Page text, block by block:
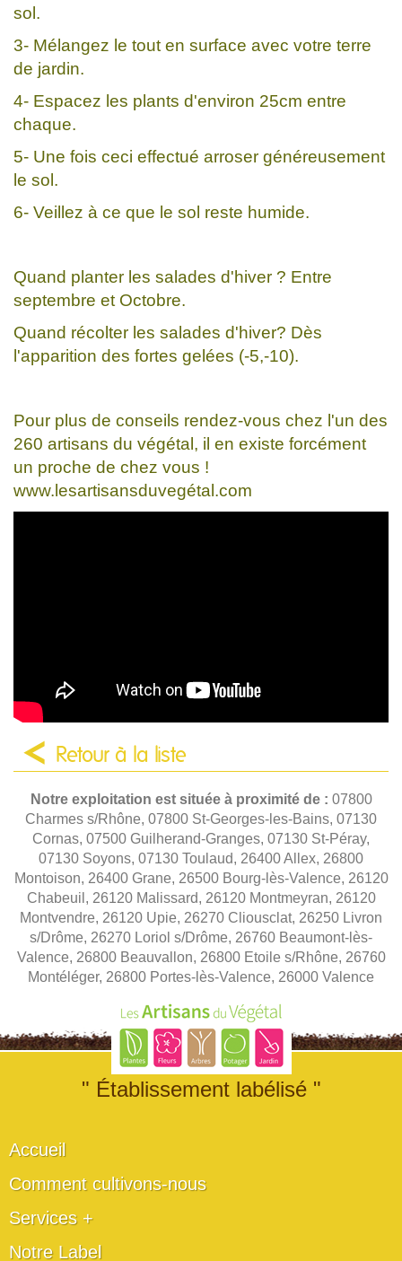
sol.
3- Mélangez le tout en surface avec votre terre
de jardin.
4- Espacez les plants d'environ 25cm entre
chaque.
5- Une fois ceci effectué arroser généreusement
le sol.
6- Veillez à ce que le sol reste humide.
Quand planter les salades d'hiver ? Entre
septembre et Octobre.
Quand récolter les salades d'hiver? Dès
l'apparition des fortes gelées (-5,-10).
Pour plus de conseils rendez-vous chez l'un des
260 artisans du végétal, il en existe forcément
un proche de chez vous !
www.lesartisansduvegétal.com
Retour à la liste
Notre exploitation est située à proximité de : 07800
Charmes s/Rhône, 07800 St-Georges-les-Bains, 07130
Cornas, 07500 Guilherand-Granges, 07130 St-Péray,
07130 Soyons, 07130 Toulaud, 26400 Allex, 26800
Montoison, 26400 Grane, 26500 Bourg-lès-Valence, 26120
Chabeuil, 26120 Malissard, 26120 Montmeyran, 26120
Montvendre, 26120 Upie, 26270 Cliousclat, 26250 Livron
s/Drôme, 26270 Loriol s/Drôme, 26760 Beaumont-lès-
Valence, 26800 Beauvallon, 26800 Etoile s/Rhône, 26760
Montéléger, 26800 Portes-lès-Valence, 26000 Valence
" Établissement labélisé "
Accueil
Comment cultivons-nous
Services +
Notre Label